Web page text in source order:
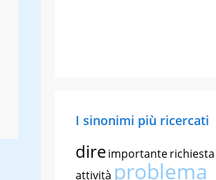
I sinonimi più ricercati
direimportanterichiesta
attività problema